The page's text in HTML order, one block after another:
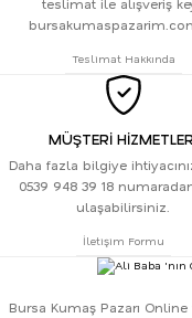
teslimat ile alışveriş
Teslimat Hakkında
MÜŞTERİ
Daha fazla bilgiye
0539 948 39 18
ulaşabilirsiniz.
İletişim Formu
Bursa Kumaş Pazarı